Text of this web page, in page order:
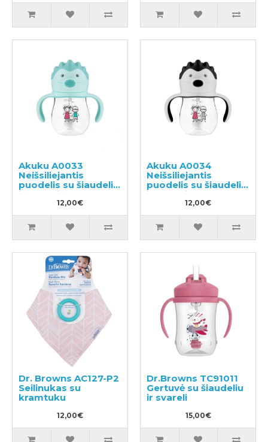
Akuku A0033
Neišsiliejantis
puodelis su šiaudeliu
ir svareliu
12,00€
Akuku A0034
Neišsiliejantis
puodelis su šiaudeliu
ir svareliu
12,00€
Dr. Browns AC127-P2
Seilinukas su
kramtuku
12,00€
Dr.Browns TC91011
Gertuvė su šiaudeliu
ir svareli
15,00€